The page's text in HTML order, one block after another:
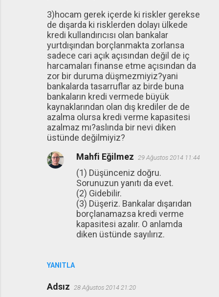
3)hocam gerek içerde ki riskler gerekse
de dışarda ki risklerden dolayı ülkede
kredi kullandırıcısı olan bankalar
yurtdışından borçlanmakta zorlansa
sadece cari açık açısından değil de iç
harcamaları finanse etme açısından da
zor bir duruma düşmezmiyiz?yani
bankalarda tasarruflar az birde buna
bankaların kredi vermede büyük
kaynaklarından olan dış krediler de de
azalma olursa kredi verme kapasitesi
azalmaz mı?aslında bir nevi diken
üstünde değilmiyiz?
YANITLA
Mahfi Eğilmez 29 Ağustos 2014 11:44
(1) Düşünceniz doğru.
Sorunuzun yanıtı da evet.
(2) Gidebilir.
(3) Düşeriz. Bankalar dışarıdan
borçlanamazsa kredi verme
kapasitesi azalır. O anlamda
diken üstünde sayılırız.
Adsız 28 Ağustos 2014 21:20